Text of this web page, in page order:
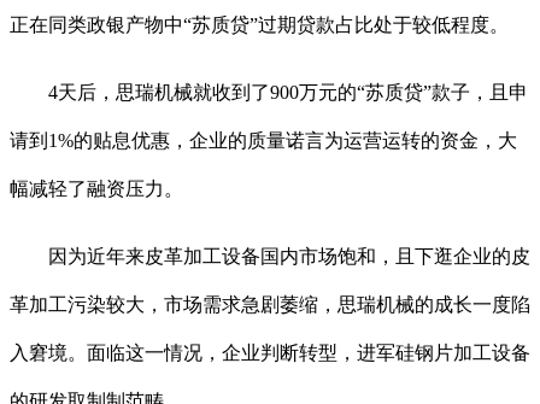
正在同类政银产物中“苏质贷”过期贷款占比处于较低程度。
4天后，思瑞机械就收到了900万元的“苏质贷”款子，且申
请到1%的贴息优惠，企业的质量诺言为运营运转的资金，大
幅减轻了融资压力。
因为近年来皮革加工设备国内市场饱和，且下逛企业的皮
革加工污染较大，市场需求急剧萎缩，思瑞机械的成长一度陷
入窘境。面临这一情况，企业判断转型，进军硅钢片加工设备